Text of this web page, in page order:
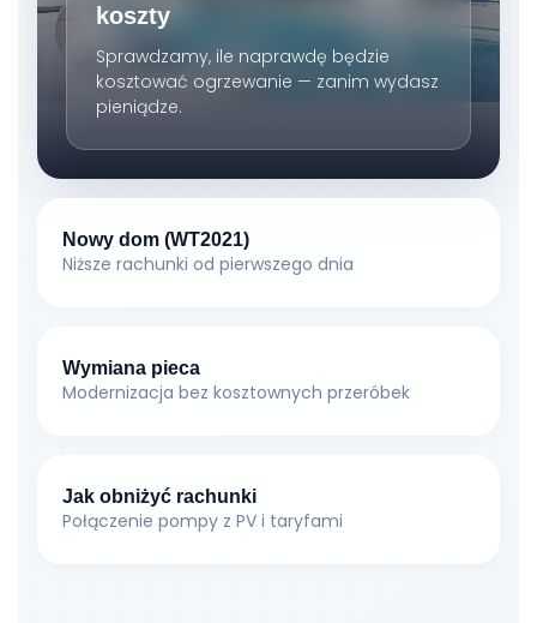
koszty
Sprawdzamy, ile naprawdę będzie
kosztować ogrzewanie — zanim wydasz
pieniądze.
Nowy dom (WT2021)
Niższe rachunki od pierwszego dnia
Wymiana pieca
Modernizacja bez kosztownych przeróbek
Jak obniżyć rachunki
Połączenie pompy z PV i taryfami